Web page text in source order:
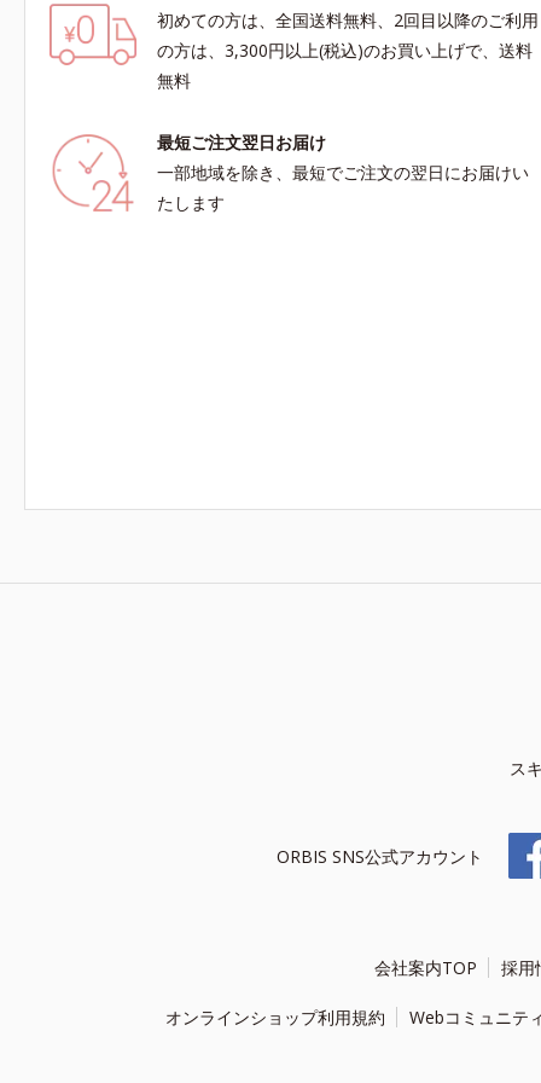
初めての方は、全国送料無料、2回目以降のご利用
の方は、3,300円以上(税込)のお買い上げで、送料
無料
最短ご注文翌日お届け
一部地域を除き、最短でご注文の翌日にお届けい
たします
ス
ORBIS SNS公式アカウント
会社案内TOP 採用
オンラインショップ利用規約 Webコミュニテ